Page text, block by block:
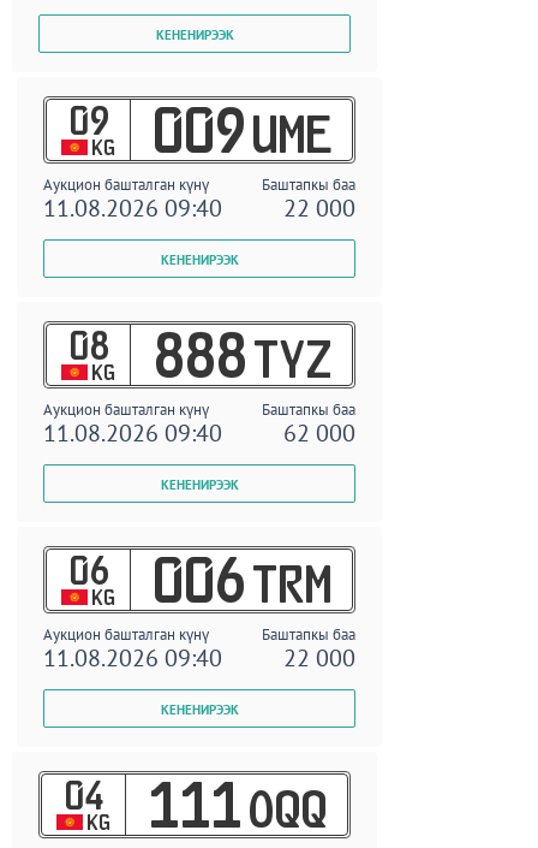
09
KG 009 UME
Аукцион башталган күнү Баштапкы баа
11.08.2026 09:40 22 000
08
KG 888 TYZ
Аукцион башталган күнү Баштапкы баа
11.08.2026 09:40 62 000
06
KG 006 TRM
Аукцион башталган күнү Баштапкы баа
11.08.2026 09:40 22 000
04
KG 111 OQQ